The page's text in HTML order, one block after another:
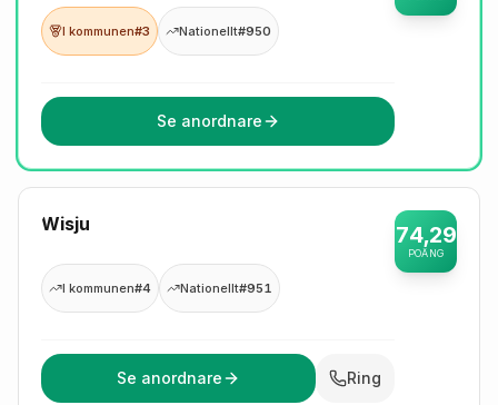
I kommunen#3 Nationellt#950
Se anordnare
Wisju
I kommunen#4 Nationellt#951
Se anordnare Ring
74,29
POÄNG